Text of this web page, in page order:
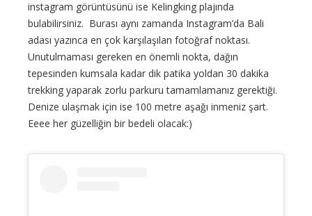
instagram görüntüsünü ise Kelingking plajında
bulabilirsiniz. Burası aynı zamanda Instagram’da Bali
adası yazınca en çok karşılaşılan fotoğraf noktası.
Unutulmaması gereken en önemli nokta, dağın
tepesinden kumsala kadar dik patika yoldan 30 dakika
trekking yaparak zorlu parkuru tamamlamanız gerektiği.
Denize ulaşmak için ise 100 metre aşağı inmeniz şart.
Eeee her güzelliğin bir bedeli olacak:)